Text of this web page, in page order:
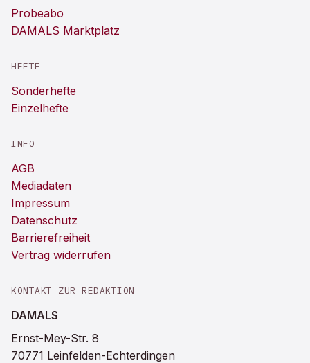
Probeabo
DAMALS Marktplatz
HEFTE
Sonderhefte
Einzelhefte
INFO
AGB
Mediadaten
Impressum
Datenschutz
Barrierefreiheit
Vertrag widerrufen
KONTAKT ZUR REDAKTION
DAMALS
Ernst-Mey-Str. 8
70771 Leinfelden-Echterdingen